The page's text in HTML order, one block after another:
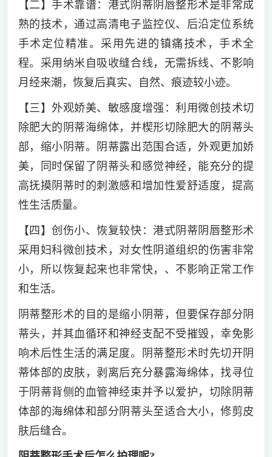
【二】手术靠谱：港式阴蒂阴唇整形术是非常成
熟的技术，通过高清电子监控仪、后沿定位系统
手术定位精准。采用先进的镇痛技术，手术全
程。采用纳米自吸收缝合线，无需拆线、不影响
月经来潮，恢复后真实、自然、痕迹较小迹。
【三】外观娇美、敏感度增强：利用微创技术切
除肥大的阴蒂海绵体，并楔形切除肥大的阴蒂头
部，缩小阴蒂。阴蒂露出范围合适，外观更加娇
美，同时保留了阴蒂头和感觉神经，能充分的提
高抚摸阴蒂时的刺激感和增加性爱舒适度，提高
性生活质量。
【四】创伤小、恢复较快：港式阴蒂阴唇整形术
采用妇科微创技术，对女性阴道组织的伤害非常
小，所以恢复起来也非常快，、不影响正常工作
和生活。
阴蒂整形术的目的是缩小阴蒂，但要保存部分阴
蒂头，并其血循环和神经支配不受摧毁，幸免影
响术后性生活的满足度。阴蒂整形术时先切开阴
蒂体部的皮肤，剥离后充分暴露海绵体，找寻位
于阴蒂背侧的血管神经束并予以爱护，切除阴蒂
体部的海绵体和部分阴蒂头至适合大小，修剪皮
肤后缝合。